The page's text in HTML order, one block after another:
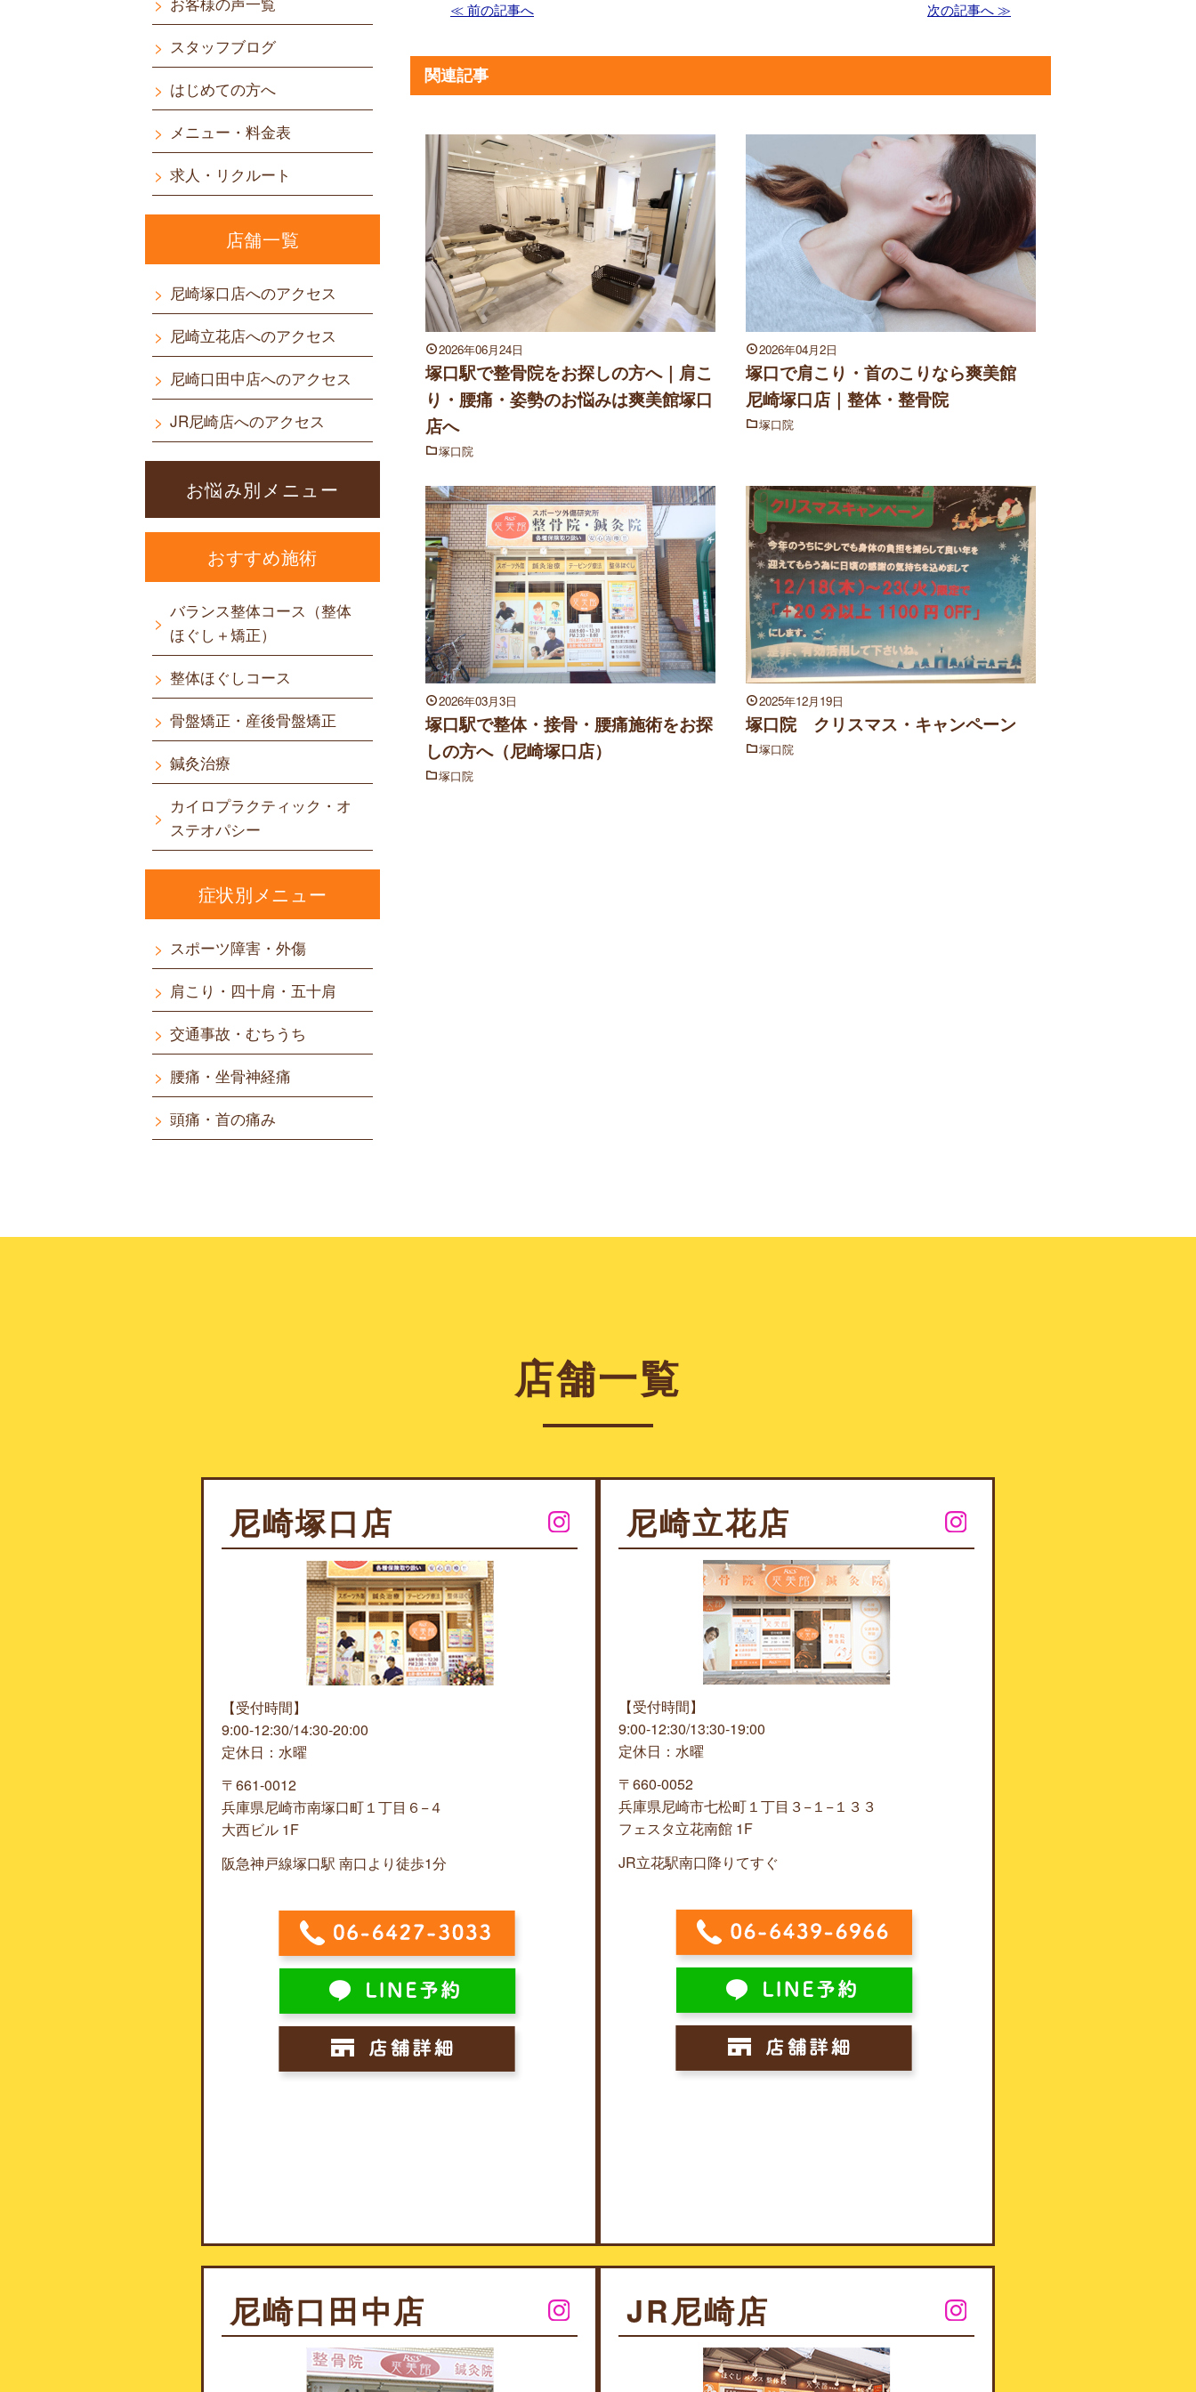
≪ 前の記事へ 次の記事へ ≫
関連記事
2026年06月24日
塚口駅で整骨院をお探しの方へ｜肩こ
り・腰痛・姿勢のお悩みは爽美館塚口
店へ
塚口院
2026年04月2日
塚口で肩こり・首のこりなら爽美館
尼崎塚口店｜整体・整骨院
塚口院
2026年03月3日
塚口駅で整体・接骨・腰痛施術をお探
しの方へ（尼崎塚口店）
塚口院
2025年12月19日
塚口院 クリスマス・キャンペーン
塚口院
スタッフブログ
はじめての方へ
メニュー・料金表
求人・リクルート
店舗一覧
尼崎塚口店へのアクセス
尼崎立花店へのアクセス
尼崎口田中店へのアクセス
JR尼崎店へのアクセス
お悩み別メニュー
おすすめ施術
バランス整体コース（整体
ほぐし＋矯正）
整体ほぐしコース
骨盤矯正・産後骨盤矯正
鍼灸治療
カイロプラクティック・オ
ステオパシー
症状別メニュー
スポーツ障害・外傷
肩こり・四十肩・五十肩
交通事故・むちうち
腰痛・坐骨神経痛
頭痛・首の痛み
店舗一覧
尼崎塚口店
【受付時間】
9:00-12:30/14:30-20:00
定休日：水曜
〒661-0012
兵庫県尼崎市南塚口町１丁目６−４
大西ビル 1F
阪急神戸線塚口駅 南口より徒歩1分
尼崎立花店
【受付時間】
9:00-12:30/13:30-19:00
定休日：水曜
〒660-0052
兵庫県尼崎市七松町１丁目３−１−１３３
フェスタ立花南館 1F
JR立花駅南口降りてすぐ
尼崎口田中店 JR尼崎店